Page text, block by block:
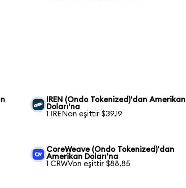
IREN (Ondo Tokenized)'dan Amerikan
Doları'na
1 IRENon eşittir $39,19
CoreWeave (Ondo Tokenized)'dan
Amerikan Doları'na
1 CRWVon eşittir $88,85